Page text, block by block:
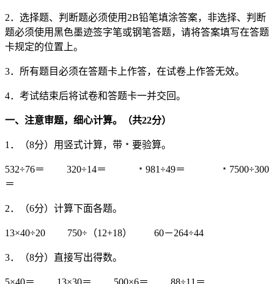
2．选择题、判断题必须使用2B铅笔填涂答案，非选择、判断
题必须使用黑色墨迹签字笔或钢笔答题，请将答案填写在答题
卡规定的位置上。
3．所有题目必须在答题卡上作答，在试卷上作答无效。
4．考试结束后将试卷和答题卡一并交回。
一、注意审题，细心计算。（共22分）
1．（8分）用竖式计算，带﹡要验算。
532÷76＝ 320÷14＝ ﹡981÷49＝ ﹡7500÷300
＝
2．（6分）计算下面各题。
13×40÷20 750÷（12+18） 60－264÷44
3．（8分）直接写出得数。
5×40＝ 13×30＝ 500×6＝ 88÷11＝